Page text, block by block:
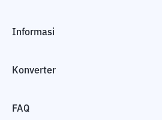
Informasi
Konverter
FAQ